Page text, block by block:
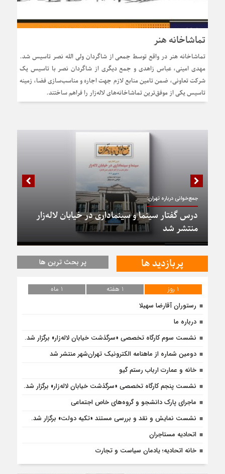
تماشاخانه هنر
تماشاخانه هنر در واقع توسط جمعی از شاگردان ولی الله نصر تاسیس شد.
مهدی امینی، عباس زاهدی و جمع دیگری از شاگردان نصر با تاسیس یک
شرکت تعاونی، ضمن تامین منابع لازم جهت اجاره و مناسب‌سازی فضا، زمینه
تاسیس یکی از موفق‌ترین تماشاخانه‌های لاله‌زار را فراهم ساختند.
جمع‌خوانی درباره تهران:
درس گفتار سینما و سینماداری در خیابان لاله‌زار
منتشر شد
پربازدید ها پر بحث ترین ها
1 روز 1 هفته
1 ماه
رستوران آقارضا سهیلا
درباره ما
نشست سوم کارگاه تخصصی «سرگذشت خیابان لاله‌زار» برگزار شد.
دومین شماره از ماهنامه الکترونیک تهران‌شهر منتشر شد
خانه و عمارت ارباب رستم گیو
نشست پنجم کارگاه تخصصی «سرگذشت خیابان لاله‌زار» برگزار شد.
ماجرای پارک دانشجو و گروه‌های خاص اجتماعی
نشست نمایش و نقد و بررسی مستند «تکیه دولت» برگزار شد.
اتحادیه مستاجران
خانه اتحادیه؛ یادمان سیاست و تجارت